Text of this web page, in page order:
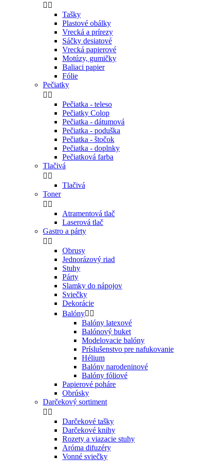
 
Tašky
Plastové obálky
Vrecká a prírezy
Sáčky desiatové
Vrecká papierové
Motúzy, gumičky
Baliaci papier
Fólie
Pečiatky
 
Pečiatka - teleso
Pečiatky Colop
Pečiatka - dátumová
Pečiatka - poduška
Pečiatka - štočok
Pečiatka - doplnky
Pečiatková farba
Tlačivá
 
Tlačivá
Toner
 
Atramentová tlač
Laserová tlač
Gastro a párty
 
Obrusy
Jednorázový riad
Stuhy
Párty
Slamky do nápojov
Sviečky
Dekorácie
Balóny 
Balóny latexové
Balónový buket
Modelovacie balóny
Príslušenstvo pre nafukovanie
Hélium
Balóny narodeninové
Balóny fóliové
Papierové poháre
Obrúsky
Darčekový sortiment
 
Darčekové tašky
Darčekové knihy
Rozety a viazacie stuhy
Aróma difuzéry
Vonné sviečky